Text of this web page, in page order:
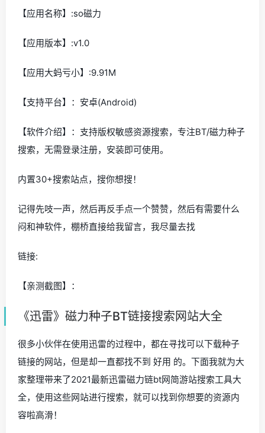
【应用名称】:so磁力
【应用版本】:v1.0
【应用大蚂亏小】:9.91M
【支持平台】：安卓(Android)
【软件介绍】：支持版权敏感资源搜索，专注BT/磁力种子
搜索，无需登录注册，安装即可使用。
内置30+搜索站点，搜你想搜！
记得先吱一声，然后再反手点一个赞赞，然后有需要什么
闷和神软件，棚桥直接给我留言，我尽量去找
链接:
【亲测截图】：
《迅雷》磁力种子BT链接搜索网站大全
很多小伙伴在使用迅雷的过程中，都在寻找可以下载种子
链接的网站，但是却一直都找不到 好用 的。下面我就为大
家整理带来了2021最新迅雷磁力链bt网简游站搜索工具大
全，使用这些网站进行搜索，就可以找到你想要的资源内
容啦高滑！